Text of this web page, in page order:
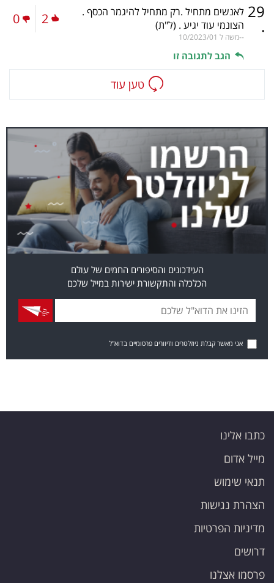
29
.
לאנשים מתחיל .רק מתחיל להיגמר הכסף .
הצונמי עוד יגיע . (ל"ת)
--משה ל 10/2023/01
הגב לתגובה זו
2
0
טען עוד
העידכונים והסיפורים החמים של עולם
הכלכלה והתקשורת ישירות במייל שלכם
אני מאשר קבלת ניוזלטרים ודיוורים פרסומיים בדוא"ל
כתבו אלינו
מייל אדום
תנאי שימוש
הצהרת נגישות
מדיניות הפרטיות
דרושים
פרסמו אצלנו